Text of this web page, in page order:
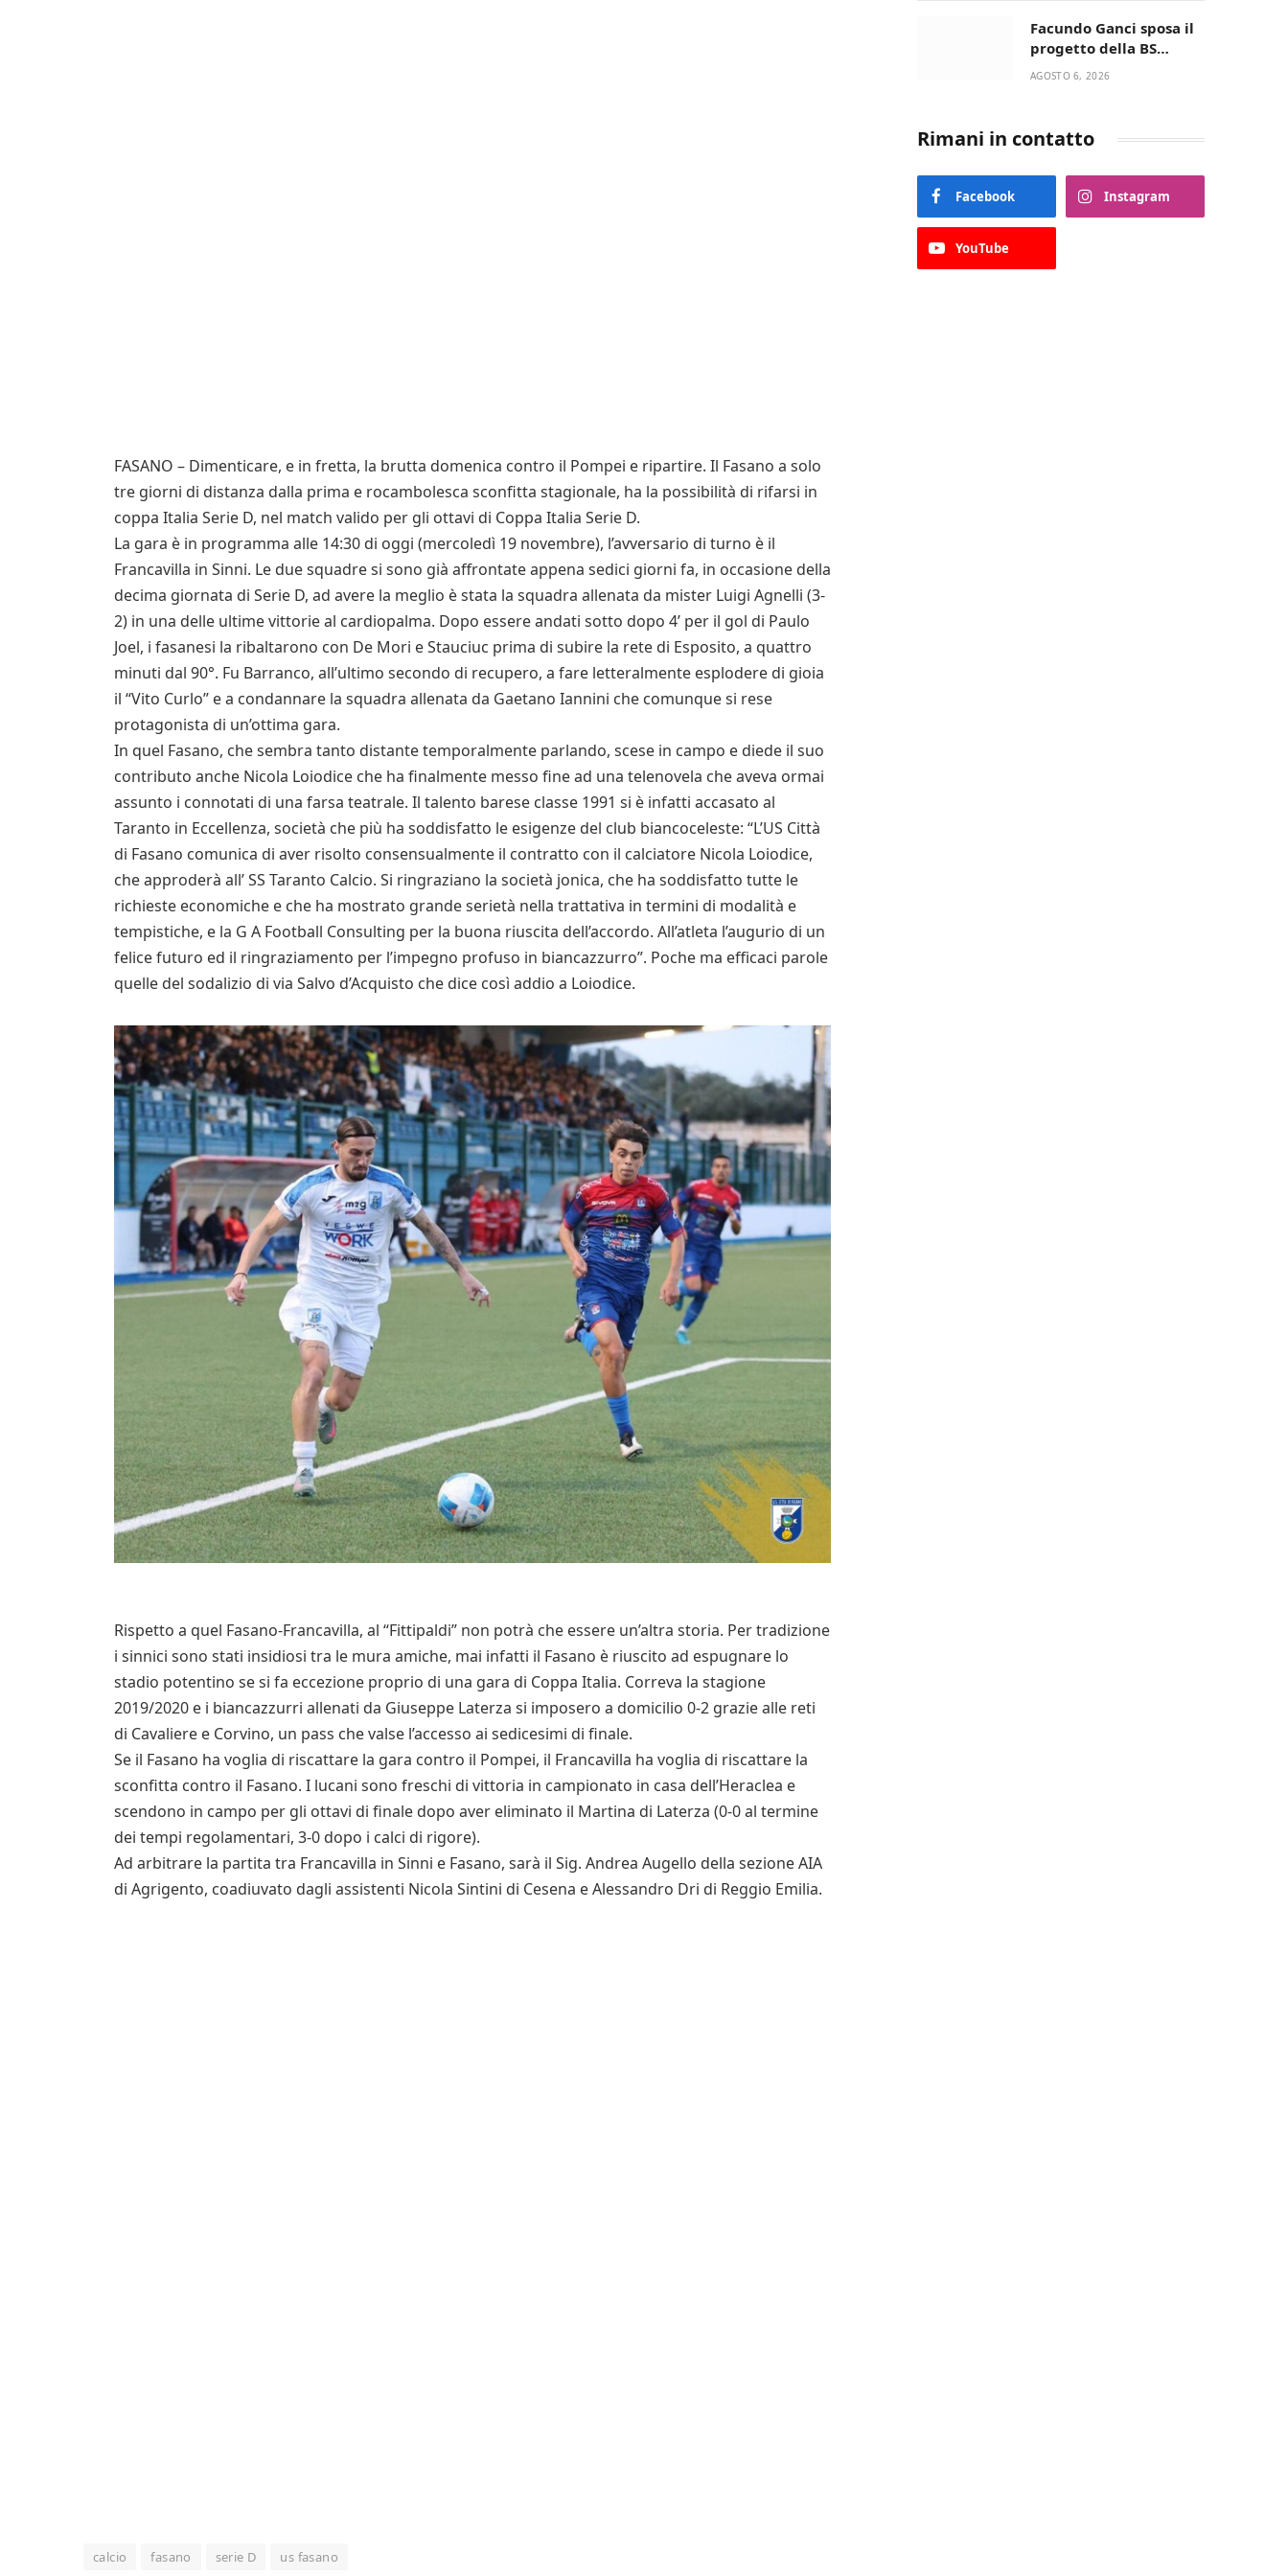
FASANO – Dimenticare, e in fretta, la brutta domenica contro il Pompei e ripartire. Il Fasano a solo
tre giorni di distanza dalla prima e rocambolesca sconfitta stagionale, ha la possibilità di rifarsi in
coppa Italia Serie D, nel match valido per gli ottavi di Coppa Italia Serie D.
La gara è in programma alle 14:30 di oggi (mercoledì 19 novembre), l’avversario di turno è il
Francavilla in Sinni. Le due squadre si sono già affrontate appena sedici giorni fa, in occasione della
decima giornata di Serie D, ad avere la meglio è stata la squadra allenata da mister Luigi Agnelli (3-
2) in una delle ultime vittorie al cardiopalma. Dopo essere andati sotto dopo 4’ per il gol di Paulo
Joel, i fasanesi la ribaltarono con De Mori e Stauciuc prima di subire la rete di Esposito, a quattro
minuti dal 90°. Fu Barranco, all’ultimo secondo di recupero, a fare letteralmente esplodere di gioia
il “Vito Curlo” e a condannare la squadra allenata da Gaetano Iannini che comunque si rese
protagonista di un’ottima gara.
In quel Fasano, che sembra tanto distante temporalmente parlando, scese in campo e diede il suo
contributo anche Nicola Loiodice che ha finalmente messo fine ad una telenovela che aveva ormai
assunto i connotati di una farsa teatrale. Il talento barese classe 1991 si è infatti accasato al
Taranto in Eccellenza, società che più ha soddisfatto le esigenze del club biancoceleste: “L’US Città
di Fasano comunica di aver risolto consensualmente il contratto con il calciatore Nicola Loiodice,
che approderà all’ SS Taranto Calcio. Si ringraziano la società jonica, che ha soddisfatto tutte le
richieste economiche e che ha mostrato grande serietà nella trattativa in termini di modalità e
tempistiche, e la G A Football Consulting per la buona riuscita dell’accordo. All’atleta l’augurio di un
felice futuro ed il ringraziamento per l’impegno profuso in biancazzurro”. Poche ma efficaci parole
quelle del sodalizio di via Salvo d’Acquisto che dice così addio a Loiodice.
Rispetto a quel Fasano-Francavilla, al “Fittipaldi” non potrà che essere un’altra storia. Per tradizione
i sinnici sono stati insidiosi tra le mura amiche, mai infatti il Fasano è riuscito ad espugnare lo
stadio potentino se si fa eccezione proprio di una gara di Coppa Italia. Correva la stagione
2019/2020 e i biancazzurri allenati da Giuseppe Laterza si imposero a domicilio 0-2 grazie alle reti
di Cavaliere e Corvino, un pass che valse l’accesso ai sedicesimi di finale.
Se il Fasano ha voglia di riscattare la gara contro il Pompei, il Francavilla ha voglia di riscattare la
sconfitta contro il Fasano. I lucani sono freschi di vittoria in campionato in casa dell’Heraclea e
scendono in campo per gli ottavi di finale dopo aver eliminato il Martina di Laterza (0-0 al termine
dei tempi regolamentari, 3-0 dopo i calci di rigore).
Ad arbitrare la partita tra Francavilla in Sinni e Fasano, sarà il Sig. Andrea Augello della sezione AIA
di Agrigento, coadiuvato dagli assistenti Nicola Sintini di Cesena e Alessandro Dri di Reggio Emilia.
calcio fasano serie D us fasano
Facundo Ganci sposa il
progetto della BS
Soccer Team Fasano e
AGOSTO 6, 2026
Rimani in contatto
Facebook Instagram
YouTube